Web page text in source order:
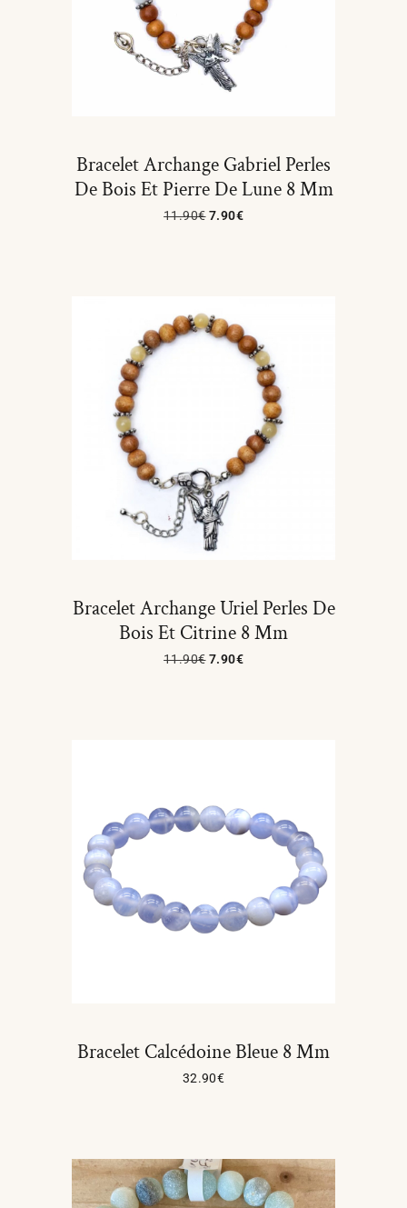
Bracelet Archange Gabriel Perles
De Bois Et Pierre De Lune 8 Mm
11.90€ 7.90€
Bracelet Archange Uriel Perles De
Bois Et Citrine 8 Mm
11.90€ 7.90€
Bracelet Calcédoine Bleue 8 Mm
32.90€